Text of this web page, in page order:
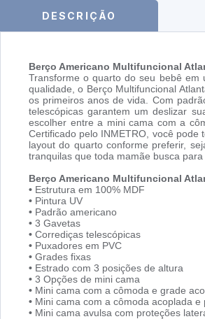
DESCRIÇÃO
Berço Americano Multifuncional
Transforme o quarto do seu bebê em
qualidade, o Berço Multifuncional
os primeiros anos de vida. Com
telescópicas garantem um deslizar
escolher entre a mini cama com a
Certificado pelo INMETRO, você
layout do quarto conforme preferir,
tranquilas que toda mamãe busca
Berço Americano Multifuncional
• Estrutura em 100% MDF
• Pintura UV
• Padrão americano
• 3 Gavetas
• Corrediças telescópicas
• Puxadores em PVC
• Grades fixas
• Estrado com 3 posições de altura
• 3 Opções de mini cama
• Mini cama com a cômoda e grade
• Mini cama com a cômoda acoplada e
• Mini cama avulsa com proteções